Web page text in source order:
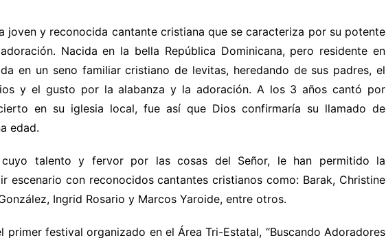
joven y reconocida cantante cristiana que se caracteriza por su potente
Nacida en la bella República Dominicana, pero residente en
en un seno familiar cristiano de levitas, heredando de sus padres, el
y el gusto por la alabanza y la adoración. A los 3 años cantó por
en su iglesia local, fue así que Dios confirmaría su llamado de
edad.
cuyo talento y fervor por las cosas del Señor, le han permitido la
escenario con reconocidos cantantes cristianos como: Barak, Christine
Ingrid Rosario y Marcos Yaroide, entre otros.
primer festival organizado en el Área Tri-Estatal, “Buscando Adoradores